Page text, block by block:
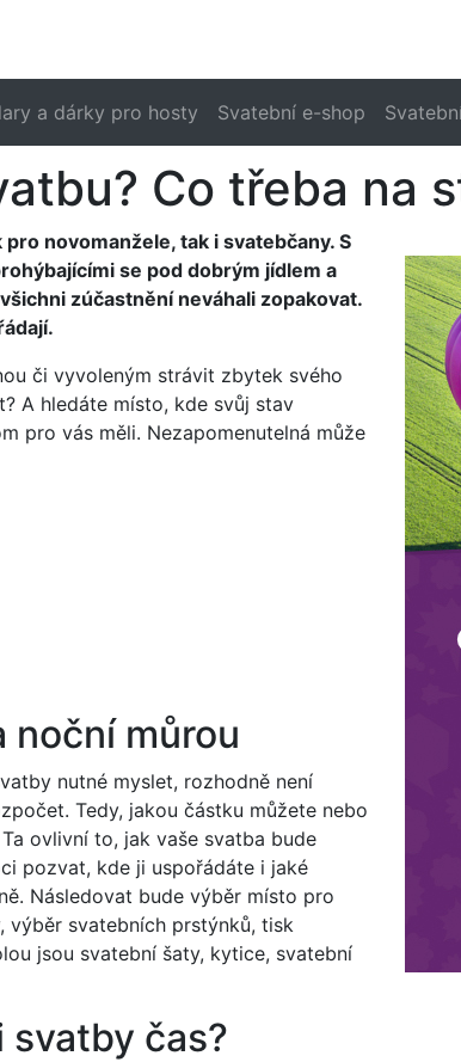
a dárky pro hosty Svatební e-shop
Co třeba na
novomanžele, tak i svatebčany. S
se pod dobrým jídlem a
zúčastnění neváhali zopakovat.
či vyvoleným strávit zbytek svého
A hledáte místo, kde svůj stav
pro vás měli. Nezapomenutelná může
noční můrou
nutné myslet, rozhodně není
Tedy, jakou částku můžete nebo
ovlivní to, jak vaše svatba bude
pozvat, kde ji uspořádáte i jaké
Následovat bude výběr místo pro
výběr svatebních prstýnků, tisk
jsou svatební šaty, kytice, svatební
svatby čas?